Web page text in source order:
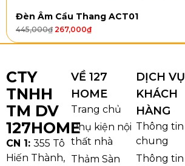
Đèn Âm Cầu Thang ACT01
445,000₫ 267,000₫
CTY
TNHH
TM DV
127HOME
CN 1: 355 Tô
Hiến Thành,
VỀ 127
HOME
Trang chủ
Phụ kiện nội
thất nhà
Thảm Sàn
DỊCH VỤ
KHÁCH
HÀNG
Thông tin
chung
Thông tin